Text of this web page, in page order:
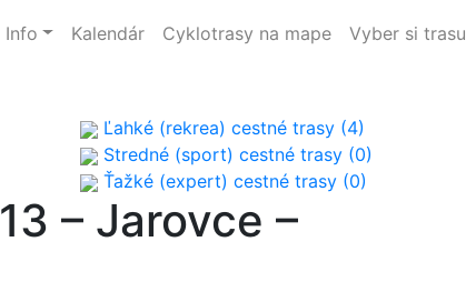
Info Kalendár Cyklotrasy na mape Vyber si trasu
Ľahké (rekrea) cestné trasy (4)
Stredné (sport) cestné trasy (0)
Ťažké (expert) cestné trasy (0)
– Jarovce –